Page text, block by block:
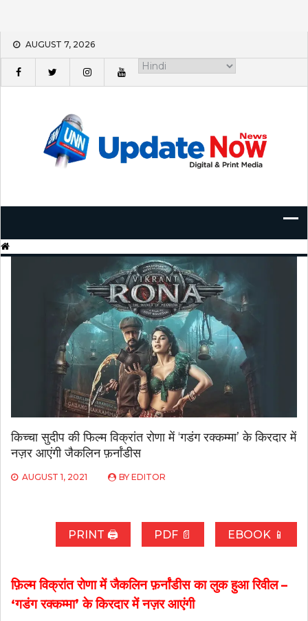
Skip
content
AUGUST 7, 2026
किच्चा सुदीप की फिल्म विक्रांत रोणा में ‘गडंग रक्कम्मा’ के किरदार में
नज़र आएंगी जैकलिन फ़र्नांडीस
AUGUST 1, 2021 BY EDITOR
PRINT 🖨 PDF 📄 EBOOK 📱
फ़िल्म विक्रांत रोणा में जैकलिन फ़र्नांडीस का लुक हुआ रिवील –
‘गडंग रक्कम्मा’ के किरदार में नज़र आएंगी